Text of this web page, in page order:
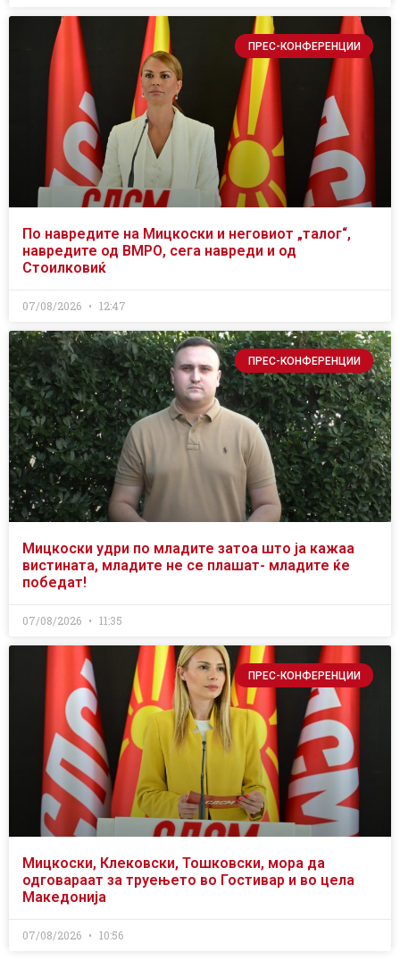
ПРЕС-КОНФЕРЕНЦИИ
По навредите на Мицкоски и неговиот „талог“,
навредите од ВМРО, сега навреди и од
Стоилковиќ
07/08/2026 12:47
ПРЕС-КОНФЕРЕНЦИИ
Мицкоски удри по младите затоа што ја кажаа
вистината, младите не се плашат- младите ќе
победат!
07/08/2026 11:35
ПРЕС-КОНФЕРЕНЦИИ
Мицкоски, Клековски, Тошковски, мора да
одговараат за труењето во Гостивар и во цела
Македонија
07/08/2026 10:56